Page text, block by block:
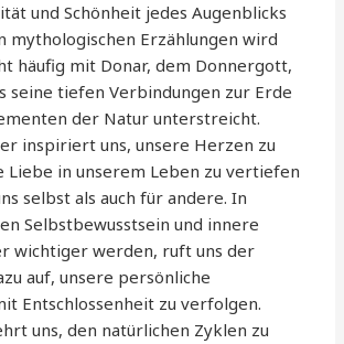
und Schönheit jedes Augenblicks
mythologischen Erzählungen wird
häufig mit Donar, dem Donnergott,
seine tiefen Verbindungen zur Erde
der Natur unterstreicht.
inspiriert uns, unsere Herzen zu
Liebe in unserem Leben zu vertiefen
selbst als auch für andere. In
Selbstbewusstsein und innere
wichtiger werden, ruft uns der
auf, unsere persönliche
Entschlossenheit zu verfolgen.
uns, den natürlichen Zyklen zu